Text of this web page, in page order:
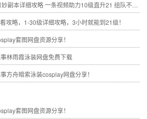
副本详细攻略 一条视频助力10级直升21 组队不求人
攻略，1-30级详细攻略，3小时就能到21级！
套图网盘资源分享！
林雨霞泳装网盘免费下载
方舟暗索泳装cosplay网盘分享！
套图网盘资源分享！